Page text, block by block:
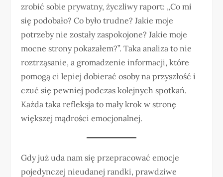
zrobić sobie prywatny, życzliwy raport: „Co mi
się podobało? Co było trudne? Jakie moje
potrzeby nie zostały zaspokojone? Jakie moje
mocne strony pokazałem?”. Taka analiza to nie
roztrząsanie, a gromadzenie informacji, które
pomogą ci lepiej dobierać osoby na przyszłość i
czuć się pewniej podczas kolejnych spotkań.
Każda taka refleksja to mały krok w stronę
większej mądrości emocjonalnej.
Gdy już uda nam się przepracować emocje
pojedynczej nieudanej randki, prawdziwe